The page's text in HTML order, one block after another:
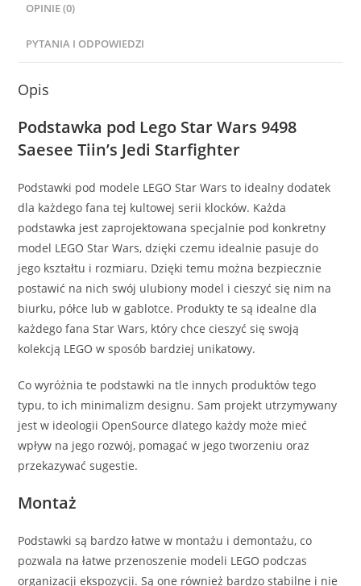
OPINIE (0)
PYTANIA I ODPOWIEDZI
Opis
Podstawka pod Lego Star Wars 9498
Saesee Tiin’s Jedi Starfighter
Podstawki pod modele LEGO Star Wars to idealny dodatek
dla każdego fana tej kultowej serii klocków. Każda
podstawka jest zaprojektowana specjalnie pod konkretny
model LEGO Star Wars, dzięki czemu idealnie pasuje do
jego kształtu i rozmiaru. Dzięki temu można bezpiecznie
postawić na nich swój ulubiony model i cieszyć się nim na
biurku, półce lub w gablotce. Produkty te są idealne dla
każdego fana Star Wars, który chce cieszyć się swoją
kolekcją LEGO w sposób bardziej unikatowy.
Co wyróżnia te podstawki na tle innych produktów tego
typu, to ich minimalizm designu. Sam projekt utrzymywany
jest w ideologii OpenSource dlatego każdy może mieć
wpływ na jego rozwój, pomagać w jego tworzeniu oraz
przekazywać sugestie.
Montaż
Podstawki są bardzo łatwe w montażu i demontażu, co
pozwala na łatwe przenoszenie modeli LEGO podczas
organizacji ekspozycji. Są one również bardzo stabilne i nie